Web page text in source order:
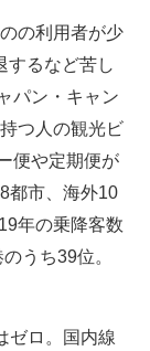
の利用者が少
するなど苦し
パン・キャン
つ人の観光ビ
便や定期便が
都市、海外10
年の乗降客数
うち39位。
ゼロ。国内線